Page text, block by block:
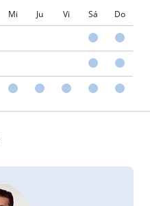
Mi Ju Vi Sá Do